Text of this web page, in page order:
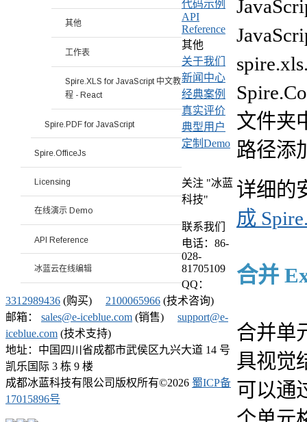
文件夹
路径添
详细的
成
合并
合并单
具视觉
可以通
其他
工作表
Spire.XLS for JavaScript 中文教
程 - React
Spire.PDF for JavaScript
Spire.OfficeJs
Licensing
在线演示 Demo
API Reference
冰蓝云在线编辑
代码示例
API
Reference
其他
关于我们
新闻中心
经典案例
真实评价
典型用户
定制Demo
关注 "冰蓝
科技"
联系我们
电话：86-
028-
81705109
QQ：
3312989436 (购买) 2100065966 (技术咨询)
邮箱： sales@e-iceblue.com (销售)
support@e-
iceblue.com (技术支持)
地址：中国四川省成都市武侯区九兴大道 14 号
凯乐国际 3 栋 9 楼
成都冰蓝科技有限公司版权所有©2026 蜀ICP备
17015896号